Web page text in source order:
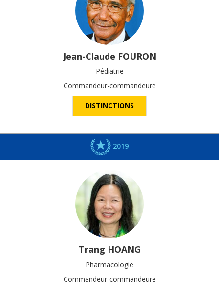
Jean-Claude FOURON
Pédiatrie
Commandeur-commandeure
DISTINCTIONS
2019
Trang HOANG
Pharmacologie
Commandeur-commandeure